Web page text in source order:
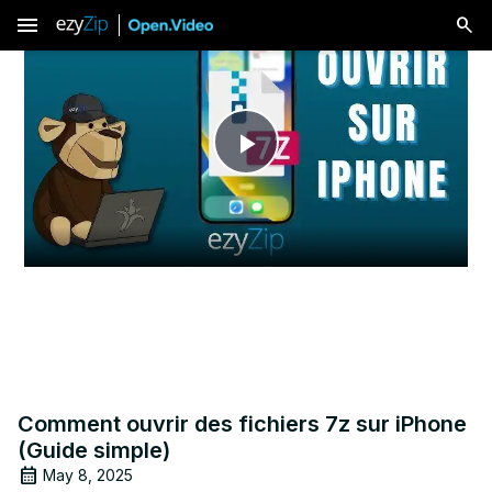
menu
Play
Video
Comment ouvrir des fichiers 7z sur iPhone
(Guide simple)
May 8, 2025